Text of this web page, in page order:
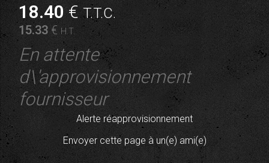
18.40 €T.T.C.
15.33 € H.T.
En attente
d\'approvisionnement
fournisseur
Alerte réapprovisionnement
Envoyer cette page à un(e) ami(e)